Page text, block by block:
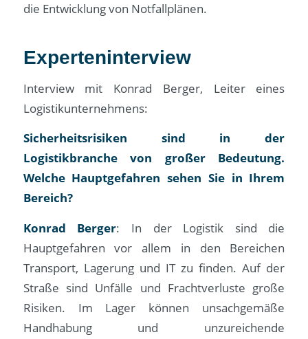
die Entwicklung von Notfallplänen.
Experteninterview
Interview mit Konrad Berger, Leiter eines
Logistikunternehmens:
Sicherheitsrisiken sind in der
Logistikbranche von großer Bedeutung.
Welche Hauptgefahren sehen Sie in Ihrem
Bereich?
Konrad Berger: In der Logistik sind die
Hauptgefahren vor allem in den Bereichen
Transport, Lagerung und IT zu finden. Auf der
Straße sind Unfälle und Frachtverluste große
Risiken. Im Lager können unsachgemäße
Handhabung und unzureichende